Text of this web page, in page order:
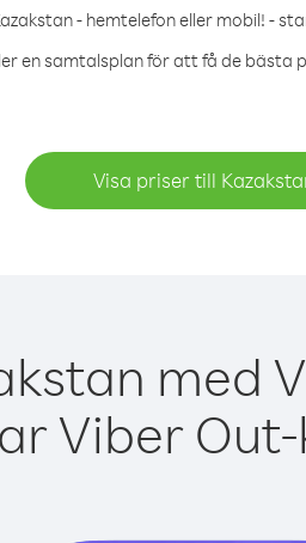
- hemtelefon eller mobil! -
en samtalsplan för att få de bästa
Visa priser till
med
Viber